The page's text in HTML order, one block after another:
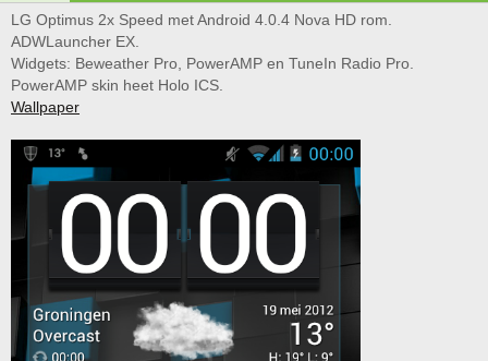
LG Optimus 2x Speed met Android 4.0.4 Nova HD rom.
ADWLauncher EX.
Widgets: Beweather Pro, PowerAMP en TuneIn Radio Pro.
PowerAMP skin heet Holo ICS.
Wallpaper